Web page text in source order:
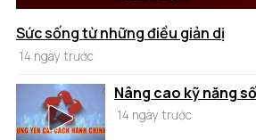
Sức sống từ những điều giản dị
14 ngày trước
Nâng cao kỹ năng
14 ngày trước